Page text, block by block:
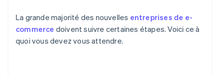
La grande majorité des nouvelles entreprises de e-
commerce doivent suivre certaines étapes. Voici ce à
quoi vous devez vous attendre.